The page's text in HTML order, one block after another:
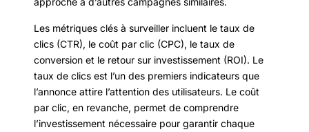
Les métriques clés à surveiller incluent le taux de
clics (CTR), le coût par clic (CPC), le taux de
conversion et le retour sur investissement (ROI). Le
taux de clics est l’un des premiers indicateurs que
l’annonce attire l’attention des utilisateurs. Le coût
par clic, en revanche, permet de comprendre
l’investissement nécessaire pour garantir chaque